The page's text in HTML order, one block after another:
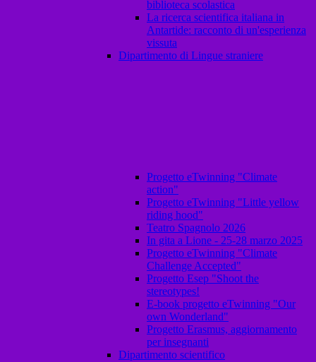
biblioteca scolastica
La ricerca scientifica italiana in
Antartide: racconto di un'esperienza
vissuta
Dipartimento di Lingue straniere
Progetto eTwinning "Climate
action"
Progetto eTwinning "Little yellow
riding hood"
Teatro Spagnolo 2026
In gita a Lione - 25-28 marzo 2025
Progetto eTwinning "Climate
Challenge Accepted"
Progetto Esep "Shoot the
stereotypes!
E-book progetto eTwinning "Our
own Wonderland"
Progetto Erasmus, aggiornamento
per insegnanti
Dipartimento scientifico